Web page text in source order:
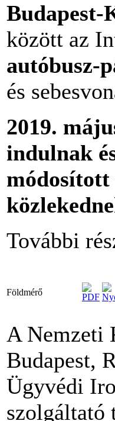
Budapest-
között az
autóbusz-
és
2019.
indulnak
módosított
További
Földmérő
A Nemzeti
Budapest,
Ügyvédi
szolgáltató